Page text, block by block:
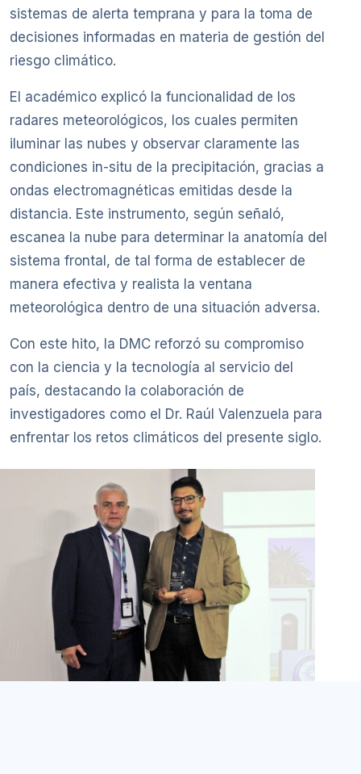
sistemas de alerta temprana y para la toma de
decisiones informadas en materia de gestión del
riesgo climático.
El académico explicó la funcionalidad de los
radares meteorológicos, los cuales permiten
iluminar las nubes y observar claramente las
condiciones in-situ de la precipitación, gracias a
ondas electromagnéticas emitidas desde la
distancia. Este instrumento, según señaló,
escanea la nube para determinar la anatomía del
sistema frontal, de tal forma de establecer de
manera efectiva y realista la ventana
meteorológica dentro de una situación adversa.
Con este hito, la DMC reforzó su compromiso
con la ciencia y la tecnología al servicio del
país, destacando la colaboración de
investigadores como el Dr. Raúl Valenzuela para
enfrentar los retos climáticos del presente siglo.